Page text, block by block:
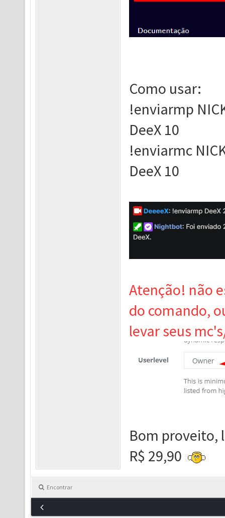
Como usar:
!enviarmp
DeeX 10
!enviarmc
DeeX 10
Atenção! não
do comando,
levar seus
Bom proveito,
R$ 29,90
Encontrar